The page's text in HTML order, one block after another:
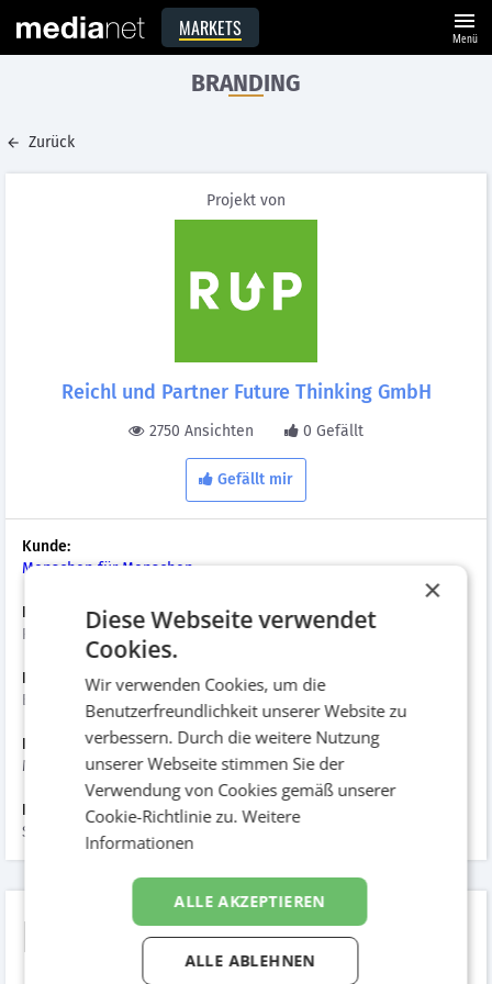
MARKETS menu
Menü
BRANDING
Zurück
Projekt von
Reichl und Partner Future Thinking GmbH
2750 Ansichten 0 Gefällt
Gefällt mir
Kunde:
Menschen für Menschen
Branche:
Politische Parteien/NGOs/Kammern/Vereine
Kampagnenart:
Emotionalisierend
Datum der Umsetzung:
März 2011
Hinzugefügt am:
September 2015
Hilfe zur
×
Diese Webseite verwendet
Cookies.
Wir verwenden Cookies, um die
Benutzerfreundlichkeit unserer Website zu
verbessern. Durch die weitere Nutzung
unserer Webseite stimmen Sie der
Verwendung von Cookies gemäß unserer
Cookie-Richtlinie zu.Weitere
Informationen
ALLE AKZEPTIEREN
ALLE ABLEHNEN